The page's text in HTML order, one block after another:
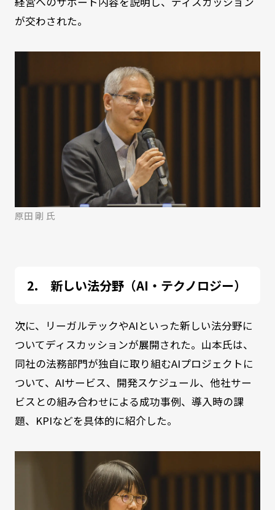
が交わされた。
原田 剛 氏
新しい法分野（AI・テクノロジー）
次に、リーガルテックやAIといった新しい法分野に
ついてディスカッションが展開された。山本氏は、
同社の法務部門が独自に取り組むAIプロジェクトに
ついて、AIサービス、開発スケジュール、他社サー
ビスとの組み合わせによる成功事例、導入時の課
題、KPIなどを具体的に紹介した。